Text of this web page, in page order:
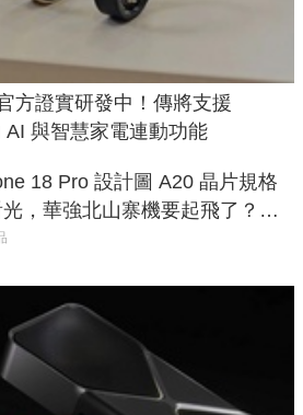
方證實研發中！傳將支援
與智慧家電連動功能
18 Pro 設計圖 A20 晶片規格
，華強北山寨機要起飛了？專
寨機無法復刻兩大關鍵